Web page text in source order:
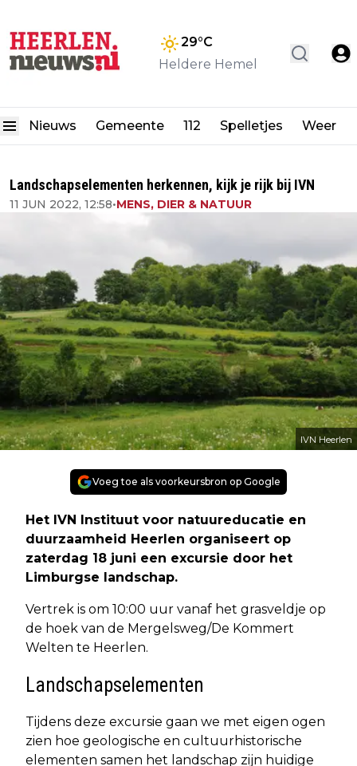
29°C
Heldere Hemel
Nieuws Gemeente 112 Spelletjes Weer
Landschapselementen herkennen, kijk je rijk bij IVN
11 JUN 2022, 12:58•MENS, DIER & NATUUR
IVN Heerlen
Voeg toe als voorkeursbron op Google
Het IVN Instituut voor natuureducatie en
duurzaamheid Heerlen organiseert op
zaterdag 18 juni een excursie door het
Limburgse landschap.
Vertrek is om 10:00 uur vanaf het grasveldje op
de hoek van de Mergelsweg/De Kommert
Welten te Heerlen.
Landschapselementen
Tijdens deze excursie gaan we met eigen ogen
zien hoe geologische en cultuurhistorische
elementen samen het landschap zijn huidige